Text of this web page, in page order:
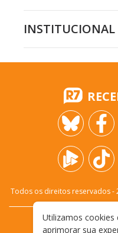
INSTITUCIONAL
Todos os direitos reservados -
FALE
Utilizamos cookies
aprimorar sua